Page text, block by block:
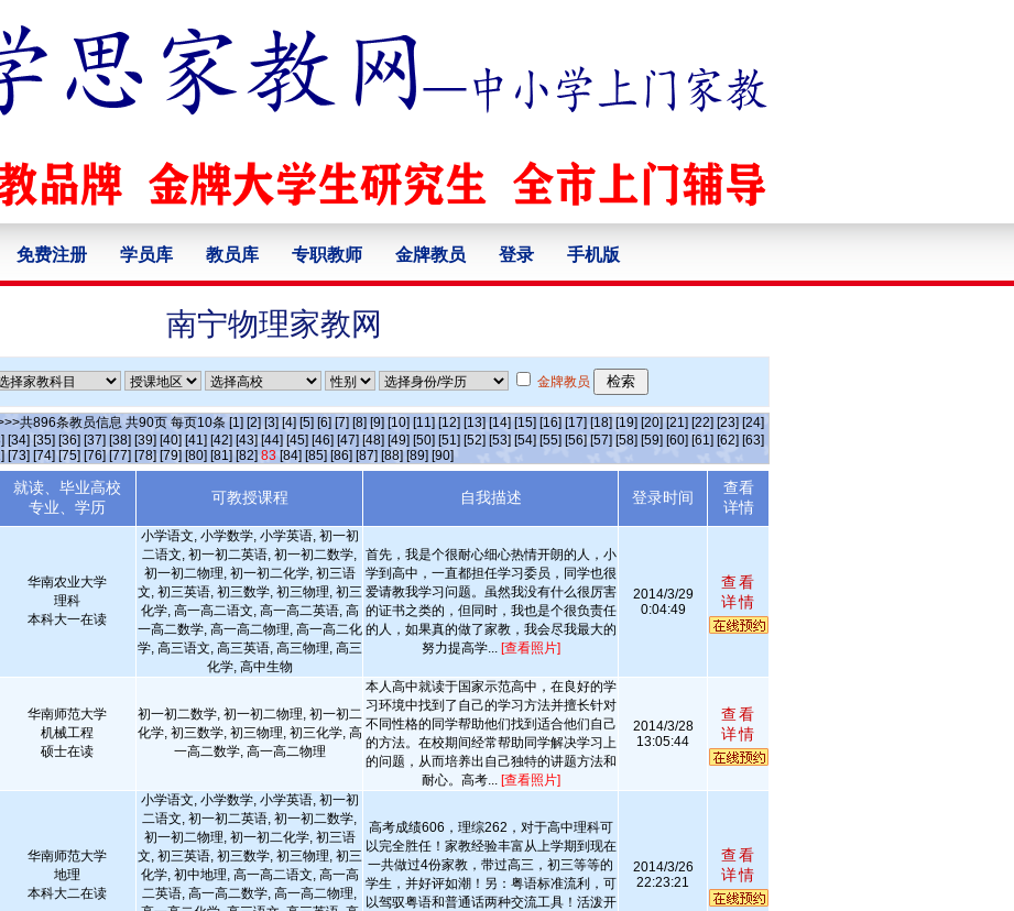
免费注册 学员库 教员库 专职教师 金牌教员 登录 手机版
南宁物理家教网
金牌教员
共896条教员信息 共90页 每页10条 [1] [2] [3] [4] [5] [6] [7] [8] [9] [10] [11] [12] [13] [14] [15] [16] [17] [18] [19] [20] [21] [22] [23] [24]
[34] [35] [36] [37] [38] [39] [40] [41] [42] [43] [44] [45] [46] [47] [48] [49] [50] [51] [52] [53] [54] [55] [56] [57] [58] [59] [60] [61] [62] [63]
[73] [74] [75] [76] [77] [78] [79] [80] [81] [82] 83 [84] [85] [86] [87] [88] [89] [90]
就读、毕业高校
专业、学历
可教授课程 自我描述 登录时间
查看
详情
华南农业大学
理科
本科大一在读
小学语文, 小学数学, 小学英语, 初一初
二语文, 初一初二英语, 初一初二数学,
初一初二物理, 初一初二化学, 初三语
文, 初三英语, 初三数学, 初三物理, 初三
化学, 高一高二语文, 高一高二英语, 高
一高二数学, 高一高二物理, 高一高二化
学, 高三语文, 高三英语, 高三物理, 高三
化学, 高中生物
首先，我是个很耐心细心热情开朗的人，小
学到高中，一直都担任学习委员，同学也很
爱请教我学习问题。虽然我没有什么很厉害
的证书之类的，但同时，我也是个很负责任
的人，如果真的做了家教，我会尽我最大的
努力提高学... [查看照片]
2014/3/29
0:04:49
查看
详情
华南师范大学
机械工程
硕士在读
初一初二数学, 初一初二物理, 初一初二
化学, 初三数学, 初三物理, 初三化学, 高
一高二数学, 高一高二物理
本人高中就读于国家示范高中，在良好的学
习环境中找到了自己的学习方法并擅长针对
不同性格的同学帮助他们找到适合他们自己
的方法。在校期间经常帮助同学解决学习上
的问题，从而培养出自己独特的讲题方法和
耐心。高考... [查看照片]
2014/3/28
13:05:44
查看
详情
华南师范大学
地理
本科大二在读
小学语文, 小学数学, 小学英语, 初一初
二语文, 初一初二英语, 初一初二数学,
初一初二物理, 初一初二化学, 初三语
文, 初三英语, 初三数学, 初三物理, 初三
化学, 初中地理, 高一高二语文, 高一高
二英语, 高一高二数学, 高一高二物理,
高考成绩606，理综262，对于高中理科可
以完全胜任！家教经验丰富从上学期到现在
一共做过4份家教，带过高三，初三等等的
学生，并好评如潮！另：粤语标准流利，可
以驾驭粤语和普通话两种交流工具！活泼开
2014/3/26
22:23:21
查看
详情